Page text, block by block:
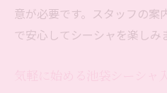
意が必要です。スタッフの案
で安心してシーシャを楽しみ